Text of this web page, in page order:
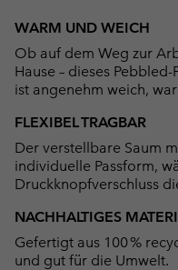
WARM UND WEICH
Ob auf dem Weg zur
Hause – dieses
ist angenehm weich,
FLEXIBEL TRAGBAR
Der verstellbare Saum
individuelle Passform,
Druckknopfverschluss
NACHHALTIGES
Gefertigt aus 100 %
und gut für die Umwelt.